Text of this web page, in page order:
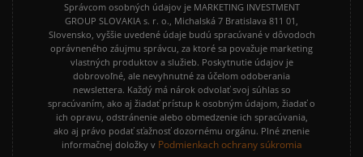
Správcom osobných údajov je MARKETING INVESTMENT
GROUP SLOVAKIA s. r. o., Michalská 7 Bratislava 811 01,
Slovensko, vyššie uvedené údaje budú spracúvané v dôvodoch
oprávneného záujmu správcu, za ktoré sa považuje marketing
vlastných produktov a služieb. Poskytnutie údajov je
dobrovoľné, ale nevyhnutné za účelom odoberania
newslettera. Každý má nárok odvolať svoj súhlas so
spracúvaním, ako aj žiadať prístup k osobným údajom, žiadať o
ich opravu, odstránenie alebo obmedzenie ich spracúvania,
ako aj právo podať sťažnosť dozornému orgánu. Plné znenie
informačnej doložky v Podmienkach ochrany súkromia